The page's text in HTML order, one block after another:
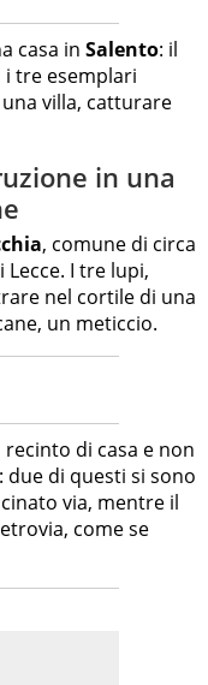
casa in Salento: il
tre esemplari
villa, catturare
in una
, comune di circa
I tre lupi,
nel cortile di una
un meticcio.
di casa e non
due di questi si sono
via, mentre il
come se